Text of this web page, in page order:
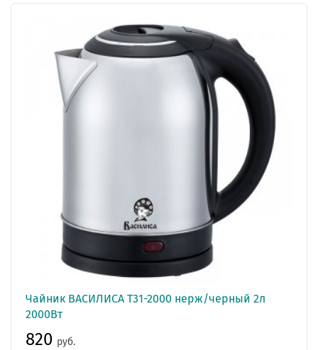
Чайник ВАСИЛИСА Т31-2000 нерж/черный 2л
2000Вт
820 руб.